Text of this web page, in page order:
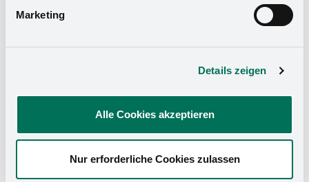
Marketing
Details zeigen
Alle Cookies akzeptieren
Nur erforderliche Cookies zulassen
Schrank-Ausstattung